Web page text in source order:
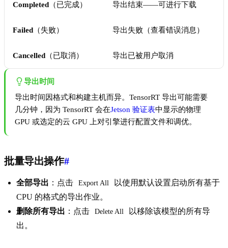
Completed （已完成） 导出结束——可进行下载
Failed （失败） 导出失败（查看错误消息）
Cancelled （已取消） 导出已被用户取消
导出时间
导出时间因格式和构建主机而异。TensorRT 导出可能需要
几分钟，因为 TensorRT 会在Jetson 验证表中显示的物理
GPU 或选定的云 GPU 上对引擎进行配置文件和调优。
批量导出操作#
全部导出 ：点击 Export All
以使用默认设置启动所有基于
CPU 的格式的导出作业。
删除所有导出 ：点击 Delete All
以移除该模型的所有导
出。